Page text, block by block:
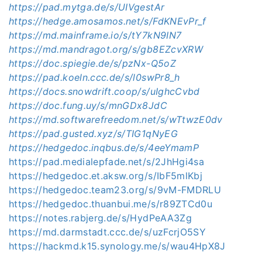
https://pad.mytga.de/s/UIVgestAr
https://hedge.amosamos.net/s/FdKNEvPr_f
https://md.mainframe.io/s/tY7kN9IN7
https://md.mandragot.org/s/gb8EZcvXRW
https://doc.spiegie.de/s/pzNx-Q5oZ
https://pad.koeln.ccc.de/s/l0swPr8_h
https://docs.snowdrift.coop/s/uIghcCvbd
https://doc.fung.uy/s/mnGDx8JdC
https://md.softwarefreedom.net/s/wTtwzE0dv
https://pad.gusted.xyz/s/TIG1qNyEG
https://hedgedoc.inqbus.de/s/4eeYmamP
https://pad.medialepfade.net/s/2JhHgi4sa
https://hedgedoc.et.aksw.org/s/IbF5mlKbj
https://hedgedoc.team23.org/s/9vM-FMDRLU
https://hedgedoc.thuanbui.me/s/r89ZTCd0u
https://notes.rabjerg.de/s/HydPeAA3Zg
https://md.darmstadt.ccc.de/s/uzFcrjO5SY
https://hackmd.k15.synology.me/s/wau4HpX8J